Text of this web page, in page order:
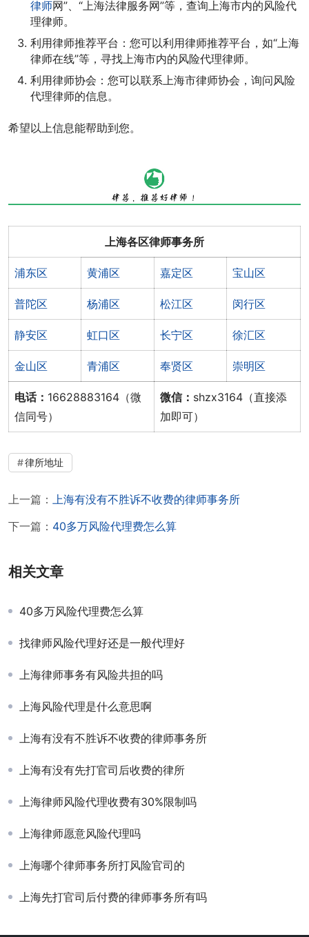
律师网”、“上海法律服务网”等，查询上海市内的风险代
理律师。
利用律师推荐平台：您可以利用律师推荐平台，如“上海
律师在线”等，寻找上海市内的风险代理律师。
利用律师协会：您可以联系上海市律师协会，询问风险
代理律师的信息。
希望以上信息能帮助到您。
上海各区律师事务所
浦东区 黄浦区 嘉定区 宝山区
普陀区 杨浦区 松江区 闵行区
静安区 虹口区 长宁区 徐汇区
金山区 青浦区 奉贤区 崇明区
电话： 16628883164（微
信同号）
微信： shzx3164（直接添
加即可）
律所地址
上一篇：
上海有没有不胜诉不收费的律师事务所
下一篇： 40多万风险代理费怎么算
相关文章
40多万风险代理费怎么算
找律师风险代理好还是一般代理好
上海律师事务有风险共担的吗
上海风险代理是什么意思啊
上海有没有不胜诉不收费的律师事务所
上海有没有先打官司后收费的律所
上海律师风险代理收费有30%限制吗
上海律师愿意风险代理吗
上海哪个律师事务所打风险官司的
上海先打官司后付费的律师事务所有吗